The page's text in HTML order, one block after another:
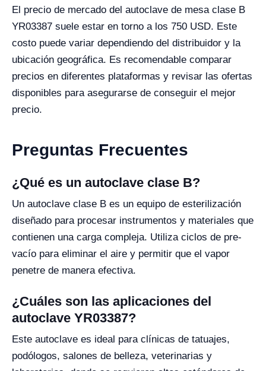
El precio de mercado del autoclave de mesa clase B
YR03387 suele estar en torno a los 750 USD. Este
costo puede variar dependiendo del distribuidor y la
ubicación geográfica. Es recomendable comparar
precios en diferentes plataformas y revisar las ofertas
disponibles para asegurarse de conseguir el mejor
precio.
Preguntas Frecuentes
¿Qué es un autoclave clase B?
Un autoclave clase B es un equipo de esterilización
diseñado para procesar instrumentos y materiales que
contienen una carga compleja. Utiliza ciclos de pre-
vacío para eliminar el aire y permitir que el vapor
penetre de manera efectiva.
¿Cuáles son las aplicaciones del
autoclave YR03387?
Este autoclave es ideal para clínicas de tatuajes,
podólogos, salones de belleza, veterinarias y